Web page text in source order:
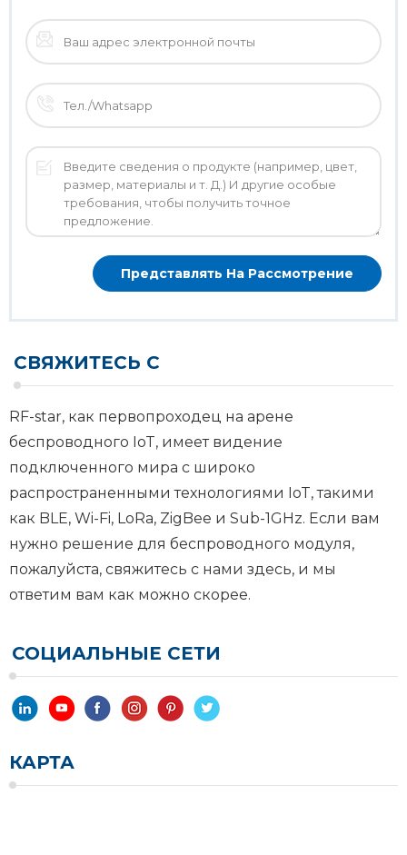
СВЯЖИТЕСЬ С
RF-star, как первопроходец на арене
беспроводного IoT, имеет видение
подключенного мира с широко
распространенными технологиями IoT, такими
как BLE, Wi-Fi, LoRa, ZigBee и Sub-1GHz. Если вам
нужно решение для беспроводного модуля,
пожалуйста, свяжитесь с нами здесь, и мы
ответим вам как можно скорее.
СОЦИАЛЬНЫЕ СЕТИ
КАРТА